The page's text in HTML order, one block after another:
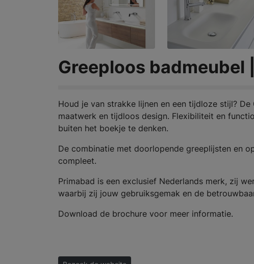
Greeploos badmeubel
Houd je van strakke lijnen en een tijdloze stijl?
maatwerk en tijdloos design. Flexibiliteit en
buiten het boekje te denken.
De combinatie met doorlopende greeplijsten en
compleet.
Primabad is een exclusief Nederlands merk, zij
waarbij zij jouw gebruiksgemak en de
Download de brochure voor meer informatie.